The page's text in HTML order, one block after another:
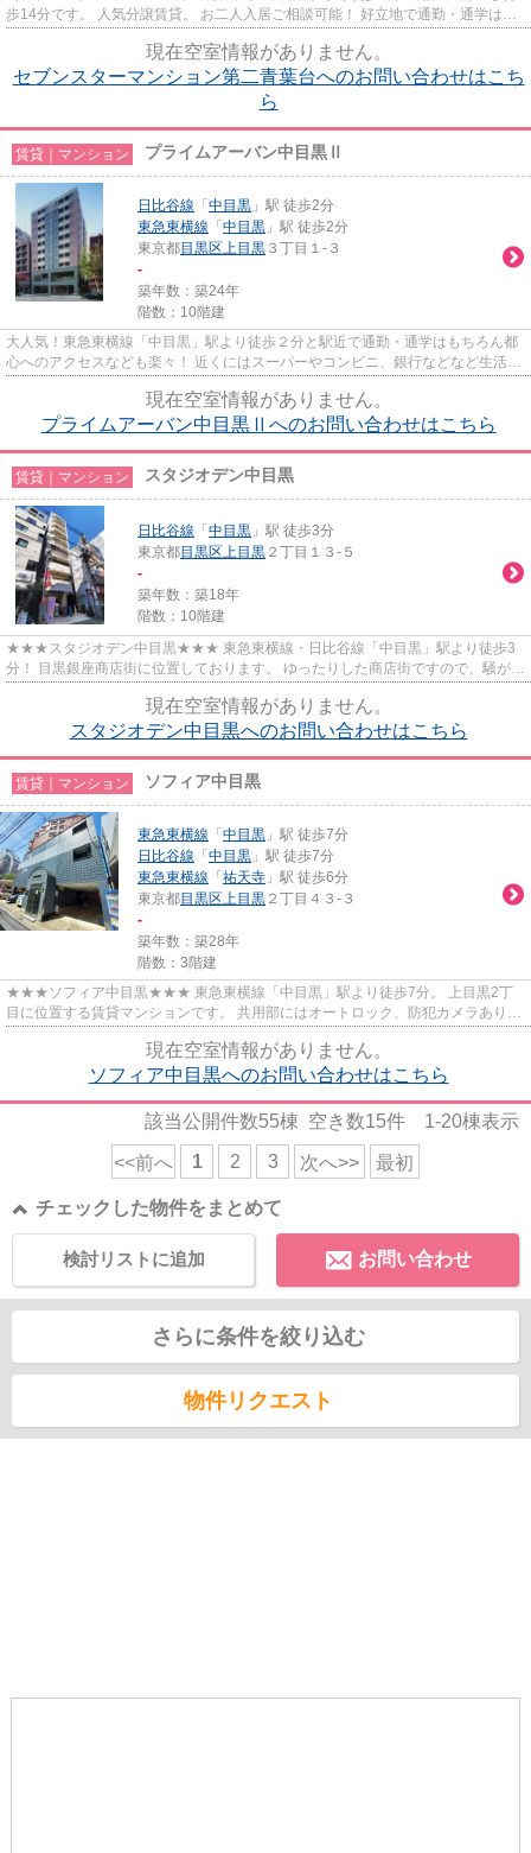
歩14分です。 人気分譲賃貸。 お二人入居ご相談可能！ 好立地で通勤・通学はも
現在空室情報がありません。
セブンスターマンション第二青葉台へのお問い合わせはこち
ら
賃貸｜マンション プライムアーバン中目黒Ⅱ
日比谷線 「 中目黒 」駅 徒歩2分
東急東横線 「 中目黒 」駅 徒歩2分
東京都目黒区上目黒 ３丁目１-３
-
築年数：築24年
階数：10階建
大人気！東急東横線「中目黒」駅より徒歩２分と駅近で通勤・通学はもちろん都
心へのアクセスなども楽々！ 近くにはスーパーやコンビニ、銀行などなど生活に
現在空室情報がありません。
プライムアーバン中目黒Ⅱへのお問い合わせはこちら
賃貸｜マンション スタジオデン中目黒
日比谷線 「 中目黒 」駅 徒歩3分
東京都目黒区上目黒 ２丁目１３-５
-
築年数：築18年
階数：10階建
★★★スタジオデン中目黒★★★ 東急東横線・日比谷線「中目黒」駅より徒歩3
分！ 目黒銀座商店街に位置しております。 ゆったりした商店街ですので、騒がし
現在空室情報がありません。
スタジオデン中目黒へのお問い合わせはこちら
賃貸｜マンション ソフィア中目黒
東急東横線 「 中目黒 」駅 徒歩7分
日比谷線 「 中目黒 」駅 徒歩7分
東急東横線 「 祐天寺 」駅 徒歩6分
東京都目黒区上目黒 ２丁目４３-３
-
築年数：築28年
階数：3階建
★★★ソフィア中目黒★★★ 東急東横線「中目黒」駅より徒歩7分。 上目黒2丁
目に位置する賃貸マンションです。 共用部にはオートロック、防犯カメラあり、
現在空室情報がありません。
ソフィア中目黒へのお問い合わせはこちら
該当公開件数55棟 空き数15件 1-20棟表示
<<前へ 1 2 3 次へ>> 最初
チェックした物件をまとめて
お問い合わせ
検討リストに追加
さらに条件を絞り込む
物件リクエスト